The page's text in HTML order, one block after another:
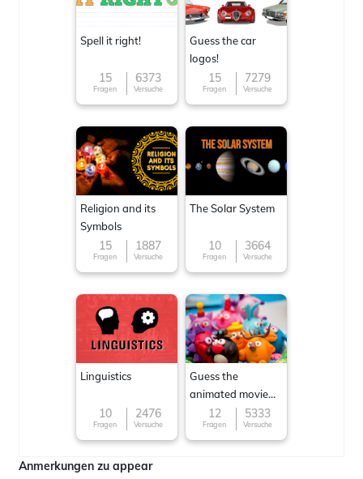
Spell it right!
15
Fragen
6373
Versuche
Guess the car
logos!
15
Fragen
7279
Versuche
Religion and its
Symbols
15
Fragen
1887
Versuche
The Solar System
10
Fragen
3664
Versuche
Linguistics
10
Fragen
2476
Versuche
Guess the
animated movie
character
12
Fragen
5333
Versuche
Anmerkungen zu appear